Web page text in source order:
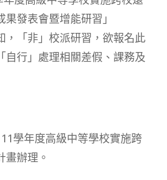
發表會暨增能研習」
，「非」校派研習，欲報名此
自行」處理相關差假、課務及
學年度高級中等學校實施跨
畫辦理。